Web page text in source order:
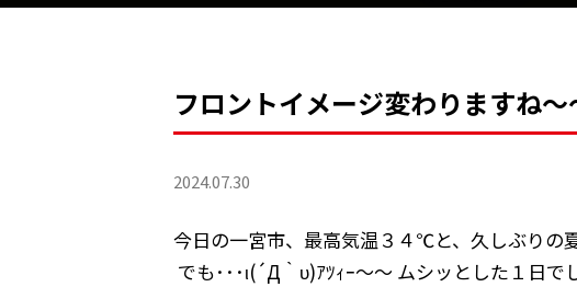
フロントイメージ変わりますね
2024.07.30
今日の一宮市、最高気温３４℃と、久しぶりの
でも･･･ι(´Д｀υ)ｱﾂｨｰ～～ ムシッとした１日で